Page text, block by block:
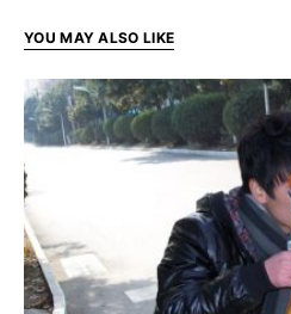
YOU MAY ALSO LIKE